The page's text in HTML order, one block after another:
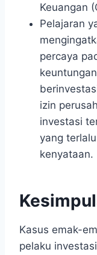
Keuangan
Pelajaran
percaya
izin
investasi
yang
kenyataan.
Kasus emak-
pelaku